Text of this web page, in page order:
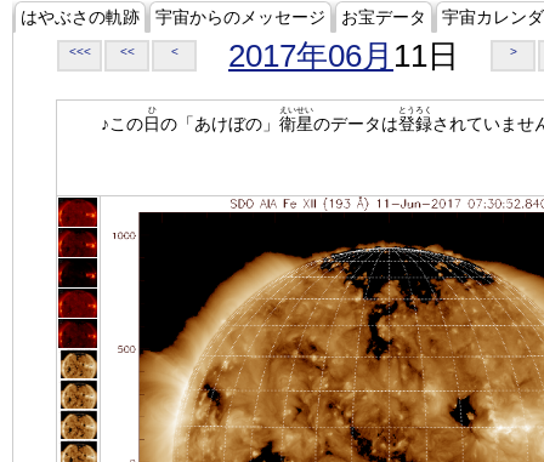
はやぶさの軌跡 宇宙からのメッセージ お宝データ 宇宙カレン
<<< << < 2017年06月 11日 >
♪この日
ひ
の「あけぼの」 衛星
えいせい
のデータは登録
とうろく
されていませ